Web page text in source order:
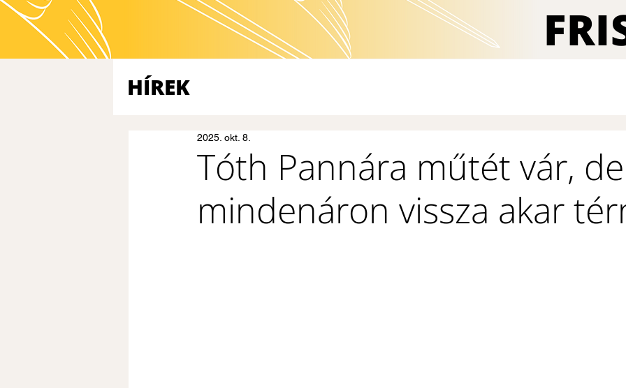
HÍREK
Tóth Pannára műtét vár, de
mindenáron vissza akar
2025. okt. 8.